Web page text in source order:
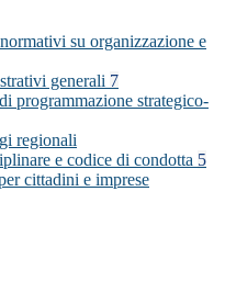
su organizzazione e
generali 7
programmazione strategico-
regionali
e codice di condotta 5
cittadini e imprese